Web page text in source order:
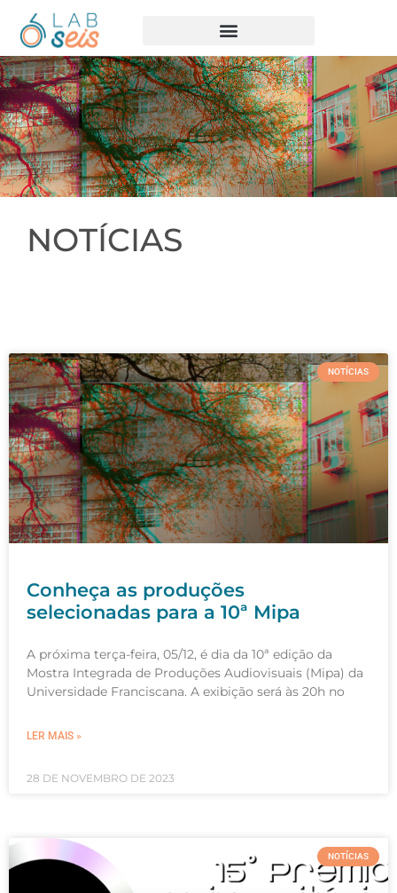
NOTÍCIAS
NOTÍCIAS
Conheça as produções
selecionadas para a 10ª Mipa
A próxima terça-feira, 05/12, é dia da 10ª edição da
Mostra Integrada de Produções Audiovisuais (Mipa) da
Universidade Franciscana. A exibição será às 20h no
LER MAIS »
28 DE NOVEMBRO DE 2023
NOTÍCIAS